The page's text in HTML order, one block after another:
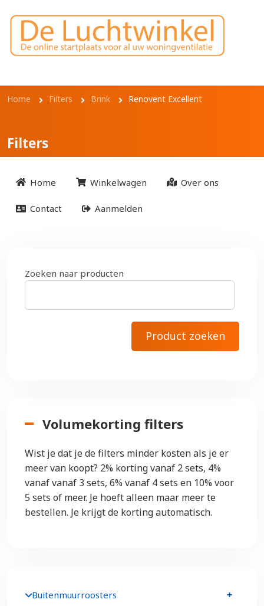
Kruimelpad
Home Filters Brink Renovent Excellent
Filters
Home Winkelwagen Over ons
Contact Aanmelden
Zoeken naar producten
Volumekorting filters
Wist je dat je de filters minder kosten als je er
meer van koopt? 2% korting vanaf 2 sets, 4%
vanaf vanaf 3 sets, 6% vanaf 4 sets en 10% voor
5 sets of meer. Je hoeft alleen maar meer te
bestellen. Je krijgt de korting automatisch.
Buitenmuurroosters